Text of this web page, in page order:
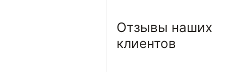
Отзывы наших
клиентов